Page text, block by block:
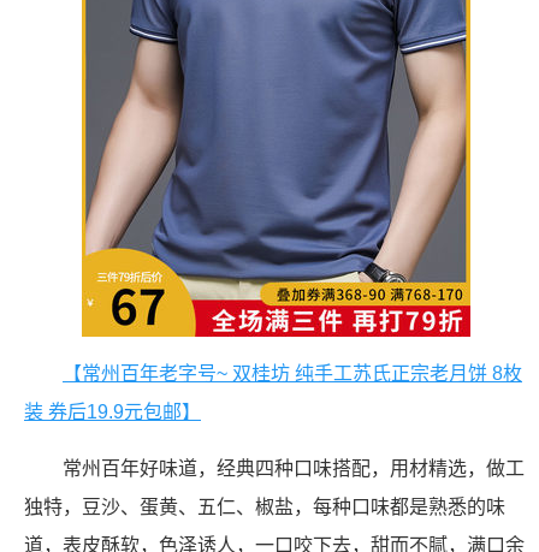
【常州百年老字号~ 双桂坊 纯手工苏氏正宗老月饼 8枚
装 券后19.9元包邮】
常州百年好味道，经典四种口味搭配，用材精选，做工
独特，豆沙、蛋黄、五仁、椒盐，每种口味都是熟悉的味
道，表皮酥软，色泽诱人，一口咬下去，甜而不腻，满口余